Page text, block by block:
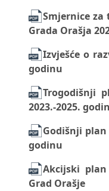
Smjernice
Grada Orašja
Izvješće o
godinu
Trogodišnji
2023.-2025.
Godišnji plan
godinu
Akcijski
Grad Orašje